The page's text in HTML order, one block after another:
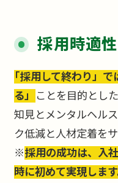
採用時適
｢採用して終わり」
る」
ことを目的とし
知見とメンタルヘル
ク低減と人材定着を
※採用の成功は、入
時に初めて実現します